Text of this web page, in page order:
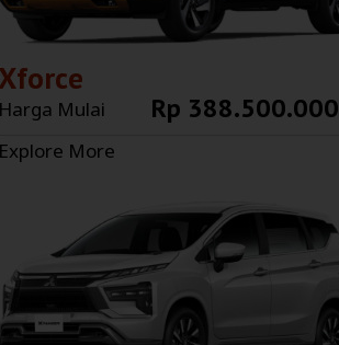
Xforce
Harga Mulai Rp 388.500.000
Explore More